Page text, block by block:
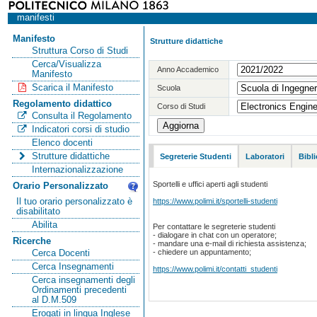
manifesti
Manifesto
Struttura Corso di Studi
Cerca/Visualizza
Manifesto
Scarica il Manifesto
Regolamento didattico
Consulta il Regolamento
Indicatori corsi di studio
Elenco docenti
Strutture didattiche
Internazionalizzazione
Orario Personalizzato
Il tuo orario personalizzato è
disabilitato
Abilita
Ricerche
Cerca Docenti
Cerca Insegnamenti
Cerca insegnamenti degli
Ordinamenti precedenti
al D.M.509
Erogati in lingua Inglese
Strutture didattiche
Anno Accademico
Scuola
Corso di Studi
Segreterie Studenti Laboratori
Sportelli e uffici aperti agli studenti
https://www.polimi.it/sportelli-studenti
Per contattare le segreterie studenti
- dialogare in chat con un operatore;
- mandare una e-mail di richiesta assistenza;
- chiedere un appuntamento;
https://www.polimi.it/contatti_studenti